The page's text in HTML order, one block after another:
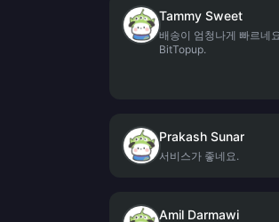
Tammy Sweet
배송이 엄청나게 빠르네
BitTopup.
Prakash Sunar
서비스가 좋네요.
Amil Darmawi